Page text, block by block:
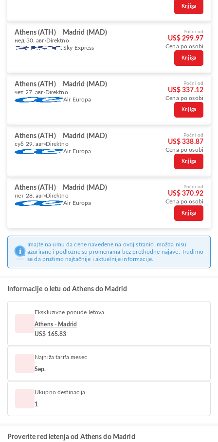
Knjiga
Athens (ATH) Madrid (MAD)
нед 30. авг Direktno
Sky Express
Počni od
US$ 299.97
Cena po osobi
Knjiga
Athens (ATH) Madrid (MAD)
чет 27. авг Direktno
Air Europa
Počni od
US$ 337.12
Cena po osobi
Knjiga
Athens (ATH) Madrid (MAD)
суб 29. авг Direktno
Air Europa
Počni od
US$ 338.87
Cena po osobi
Knjiga
Athens (ATH) Madrid (MAD)
пет 28. авг Direktno
Air Europa
Počni od
US$ 370.92
Cena po osobi
Knjiga
Imajte na umu da cene navedene na ovoj stranici možda nisu
ažurirane i podložne su promenama bez prethodne najave. Trudimo
se da pružimo najtačnije i aktuelnije informacije.
Informacije o letu od Athens do Madrid
Ekskluzivne ponude letova
Athens - Madrid
US$ 165.83
Najniža tarifa mesec
Sep.
Ukupno destinacija
1
Proverite red letenja od Athens do Madrid